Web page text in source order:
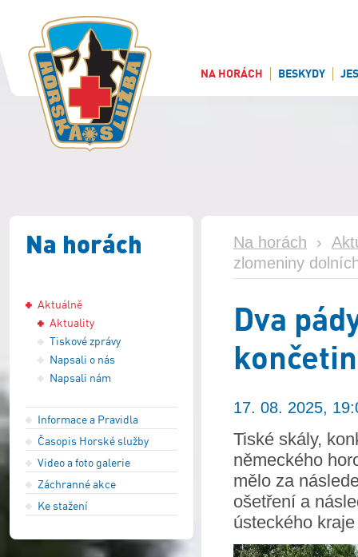
NA HORÁCH BESKYDY
Na horách
Aktuálně
Aktuality
Tiskové zprávy
Napsali o nás
Napsali nám
Informace a Pravidla
Časopis Horské služby
Video a foto galerie
Záchranné akce
Ke stažení
Na horách ›
zlomeniny
Dva
končetin
17. 08. 2025,
Tiské skály,
německého
mělo za
ošetření a
ústeckého